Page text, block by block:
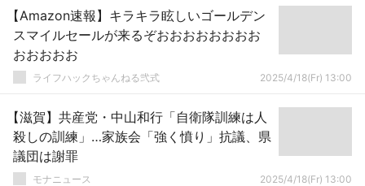
【Amazon速報】キラキラ眩しいゴールデン
スマイルセールが来るぞおおおおおおおお
おおおおお
ライフハックちゃんねる弐式 2025/4/18(Fr) 13:00
【滋賀】共産党・中山和行「自衛隊訓練は人
殺しの訓練」…家族会「強く憤り」抗議、県
議団は謝罪
モナニュース 2025/4/18(Fr) 13:00